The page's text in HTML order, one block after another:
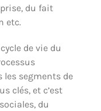
du fait
etc.
de vie du
segments de
clés, et c’est
du